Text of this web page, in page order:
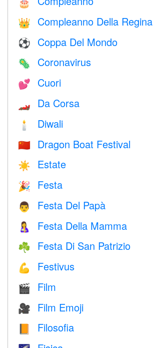
🎂
👑 Compleanno Della Regina
⚽ Coppa Del Mondo
🦠 Coronavirus
💕 Cuori
🏎 Da Corsa
🕯 Diwali
🇨🇳 Dragon Boat Festival
☀️ Estate
🎉 Festa
👨 Festa Del Papà
🤱 Festa Della Mamma
☘️ Festa Di San Patrizio
💪 Festivus
🎬 Film
🎥 Film Emoji
📙 Filosofia